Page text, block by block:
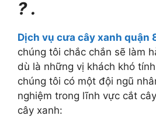
? .
Dịch vụ cưa cây xanh quận
chúng tôi chắc chắn sẽ làm
dù là những vị khách khó
chúng tôi có một đội ngũ
nghiệm trong lĩnh vực cắt
cây xanh: